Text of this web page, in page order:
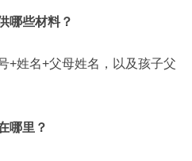
哪些材料？
+姓名+父母姓名，以及孩子父
哪里？